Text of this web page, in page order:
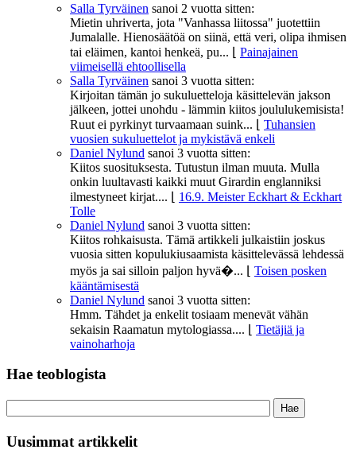
Salla Tyrväinen sanoi 2 vuotta sitten:
Mietin uhriverta, jota "Vanhassa liitossa" juotettiin
Jumalalle. Hienosäätöä on siinä, että veri, olipa ihmisen
tai eläimen, kantoi henkeä, pu...
Painajainen
viimeisellä ehtoollisella
Salla Tyrväinen sanoi 3 vuotta sitten:
Kirjoitan tämän jo sukuluetteloja käsittelevän jakson
jälkeen, jottei unohdu - lämmin kiitos joululukemisista!
Ruut ei pyrkinyt turvaamaan suink...
Tuhansien
vuosien sukuluettelot ja mykistävä enkeli
Daniel Nylund sanoi 3 vuotta sitten:
Kiitos suosituksesta. Tutustun ilman muuta. Mulla
onkin luultavasti kaikki muut Girardin englanniksi
ilmestyneet kirjat....
16.9. Meister Eckhart & Eckhart
Tolle
Daniel Nylund sanoi 3 vuotta sitten:
Kiitos rohkaisusta. Tämä artikkeli julkaistiin joskus
vuosia sitten kopulukiusaamista käsittelevässä lehdessä
myös ja sai silloin paljon hyvä�...
Toisen posken
kääntämisestä
Daniel Nylund sanoi 3 vuotta sitten:
Hmm. Tähdet ja enkelit tosiaam menevät vähän
sekaisin Raamatun mytologiassa....
Tietäjiä ja
vainoharhoja
Hae teoblogista
Uusimmat artikkelit